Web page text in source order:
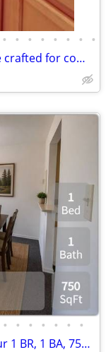
• • • • • • • •
Delight in every detail. Our homes are crafted for comfort.
• • • • • • •
Dreams have an address: Dive into our 1 BR, 1 BA, 750 Sq Ft!